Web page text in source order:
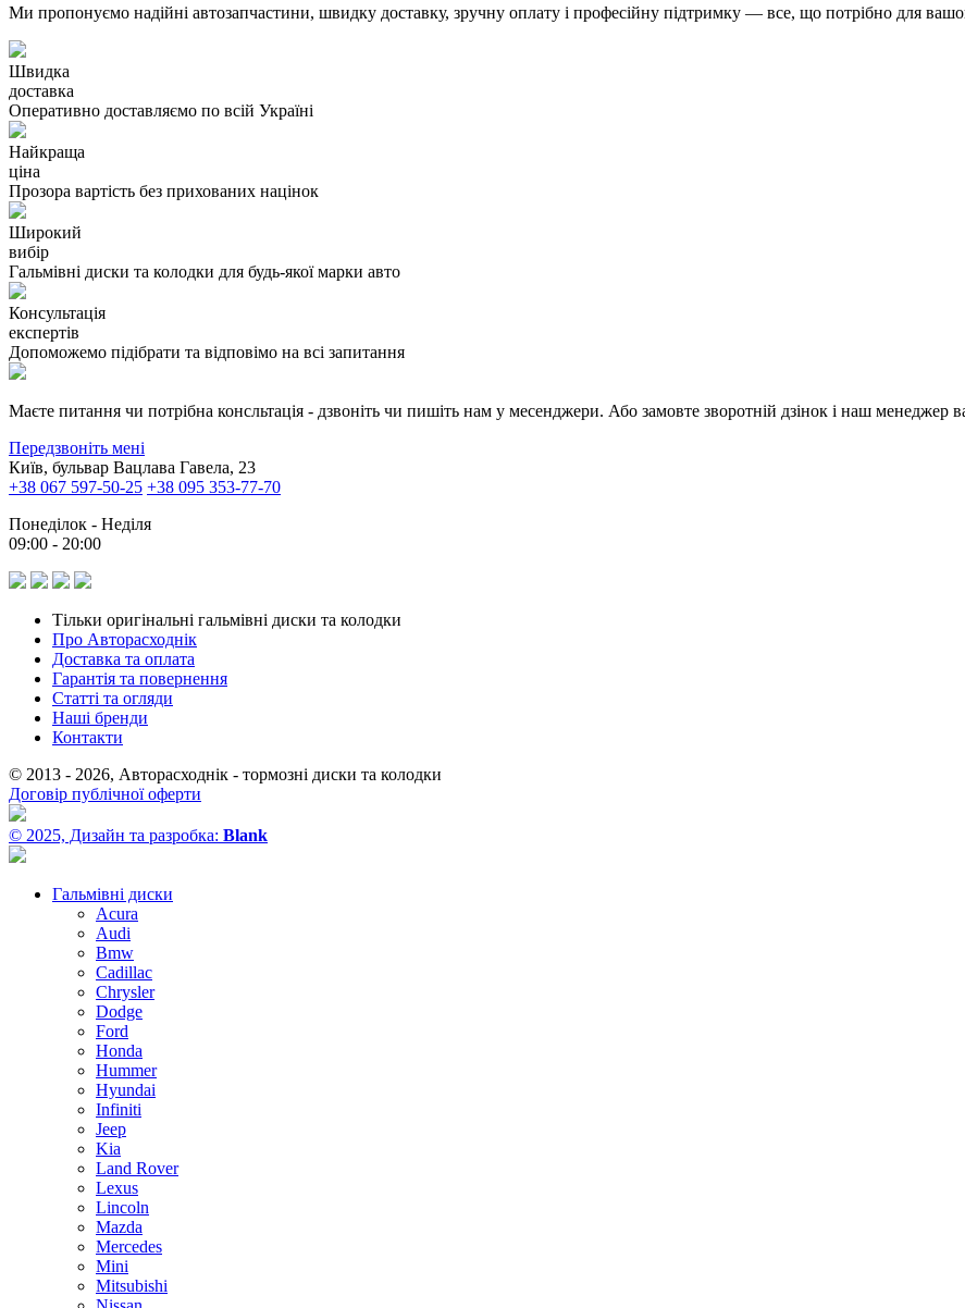
Ми пропонуємо надійні автозапчастини, швидку доставку, зручну оплату і професійну підтримку — все, що потрібно для
Швидка
доставка
Оперативно доставляємо по всій Україні
Найкраща
ціна
Прозора вартість без прихованих націнок
Широкий
вибір
Гальмівні диски та колодки для будь-якої марки авто
Консультація
експертів
Допоможемо підібрати та відповімо на всі запитання
Маєте питання чи потрібна консльтація - дзвоніть чи пишіть нам у месенджери. Або замовте зворотній дзінок і наш менеджер
Передзвоніть мені
Київ, бульвар Вацлава Гавела, 23
+38 067 597-50-25 +38 095 353-77-70
Понеділок - Неділя
09:00 - 20:00
Тільки оригінальні гальмівні диски та колодки
Про Авторасходнік
Доставка та оплата
Гарантія та повернення
Статті та огляди
Наші бренди
Контакти
© 2013 - 2026, Авторасходнік - тормозні диски та колодки
Договір публічної оферти
© 2025, Дизайн та разробка: Blank
Гальмівні диски
Acura
Audi
Bmw
Cadillac
Chrysler
Dodge
Ford
Honda
Hummer
Hyundai
Infiniti
Jeep
Kia
Land Rover
Lexus
Lincoln
Mazda
Mercedes
Mini
Mitsubishi